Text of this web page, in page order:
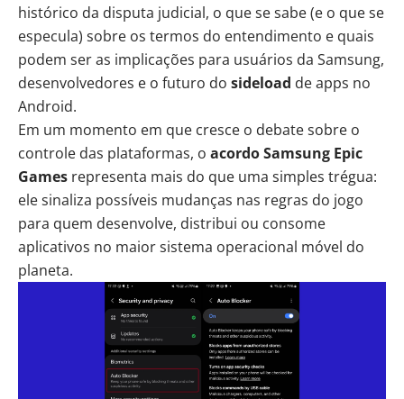
histórico da disputa judicial, o que se sabe (e o que se
especula) sobre os termos do entendimento e quais
podem ser as implicações para usuários da Samsung,
desenvolvedores e o futuro do sideload de apps no
Android.
Em um momento em que cresce o debate sobre o
controle das plataformas, o acordo Samsung Epic
Games representa mais do que uma simples trégua:
ele sinaliza possíveis mudanças nas regras do jogo
para quem desenvolve, distribui ou consome
aplicativos no maior sistema operacional móvel do
planeta.